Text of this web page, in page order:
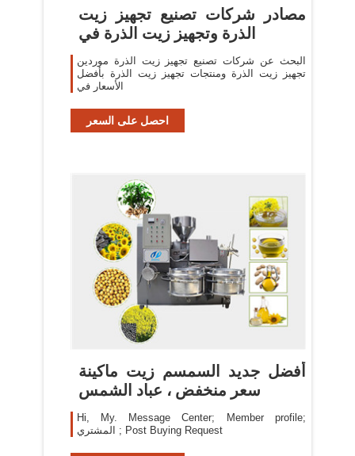
مصادر شركات تصنيع تجهيز زيت
الذرة وتجهيز زيت الذرة في
البحث عن شركات تصنيع تجهيز زيت الذرة موردين
تجهيز زيت الذرة ومنتجات تجهيز زيت الذرة بأفضل
الأسعار في
احصل على السعر
أفضل جديد السمسم زيت ماكينة
سعر منخفض ، عباد الشمس
Hi, My. Message Center; Member profile;
المشتري ; Post Buying Request